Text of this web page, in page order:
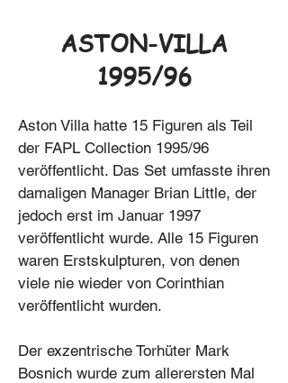
ASTON-VILLA
1995/96
Aston Villa hatte 15 Figuren als Teil
der FAPL Collection 1995/96
veröffentlicht. Das Set umfasste ihren
damaligen Manager Brian Little, der
jedoch erst im Januar 1997
veröffentlicht wurde. Alle 15 Figuren
waren Erstskulpturen, von denen
viele nie wieder von Corinthian
veröffentlicht wurden.
Der exzentrische Torhüter Mark
Bosnich wurde zum allerersten Mal